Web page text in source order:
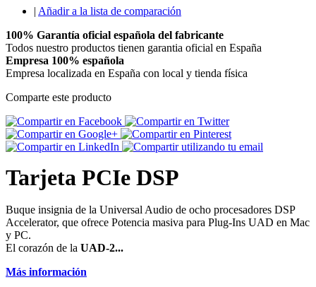
| Añadir a la lista de comparación
100% Garantía oficial española del fabricante
Todos nuestro productos tienen garantia oficial en España
Empresa 100% española
Empresa localizada en España con local y tienda física
Comparte este producto
Tarjeta PCIe DSP
Buque insignia de la Universal Audio de ocho procesadores DSP
Accelerator, que ofrece Potencia masiva para Plug-Ins UAD en Mac
y PC.
El corazón de la UAD-2...
Más información